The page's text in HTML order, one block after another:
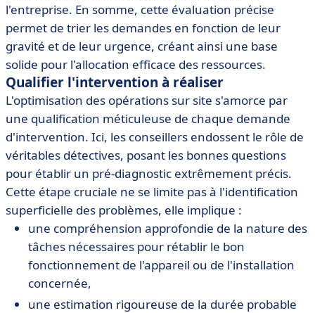
l'entreprise. En somme, cette évaluation précise
permet de trier les demandes en fonction de leur
gravité et de leur urgence, créant ainsi une base
solide pour l'allocation efficace des ressources.
Qualifier l'intervention à réaliser
L'optimisation des opérations sur site s'amorce par
une qualification méticuleuse de chaque demande
d'intervention. Ici, les conseillers endossent le rôle de
véritables détectives, posant les bonnes questions
pour établir un pré-diagnostic extrêmement précis.
Cette étape cruciale ne se limite pas à l'identification
superficielle des problèmes, elle implique :
une compréhension approfondie de la nature des
tâches nécessaires pour rétablir le bon
fonctionnement de l'appareil ou de l'installation
concernée,
une estimation rigoureuse de la durée probable